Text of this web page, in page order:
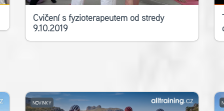
Cvičení s fyzioterapeutem od středy
9.10.2019
NOVINKY